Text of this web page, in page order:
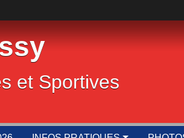
et Sportives